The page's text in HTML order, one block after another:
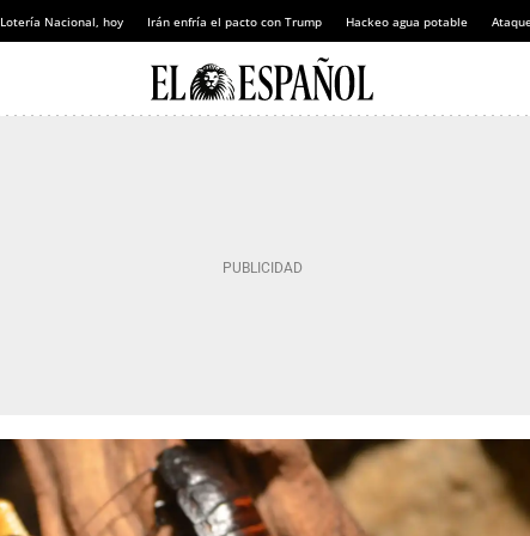
Lotería Nacional, hoy Irán enfría el pacto con Trump Hackeo agua potable